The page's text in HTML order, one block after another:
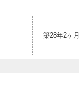
築28年2ヶ月